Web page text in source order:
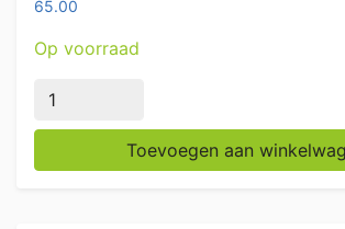
65.00
Op voorraad
RVS Afzuigkap Dampkap
Toevoegen aan